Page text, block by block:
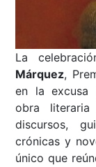
La
Márquez,
en la excusa
obra literaria
discursos,
crónicas y
único que